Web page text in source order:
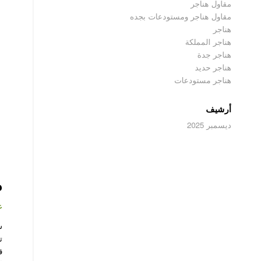
مقاول هناجر
مقاول هناجر ومستودعات بجده
هناجر
هناجر المملكة
هناجر جدة
هناجر حديد
هناجر مستودعات
أرشيف
ديسمبر 2025